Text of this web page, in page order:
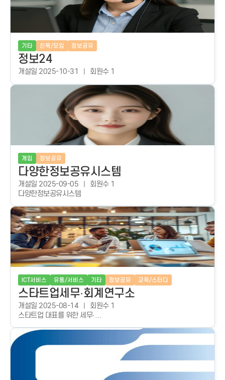
기타 친목/모임 정보공유
정보24
개설일 2025-10-31 회원수 1
게임 정보공유
다양한정보공유시스템
개설일 2025-09-05
회원수 1
다양한정보공유시스템
ICT서비스 유통/서비스 기타 정보공유 교육/스터디
스타트업세무·회계연구소
개설일 2025-08-14
회원수 1
스타트업 대표를 위한 세무·
회계 실전 가이드와 인사이트를 제공합니다. 스타트업과 벤처기업의 주요
·세무 이슈를 전문적으로 분석하고, 최신 투자·
세무 트렌드와 실무 팁을 전달합니다. 실제 사례와 전문가 해설로 대표님